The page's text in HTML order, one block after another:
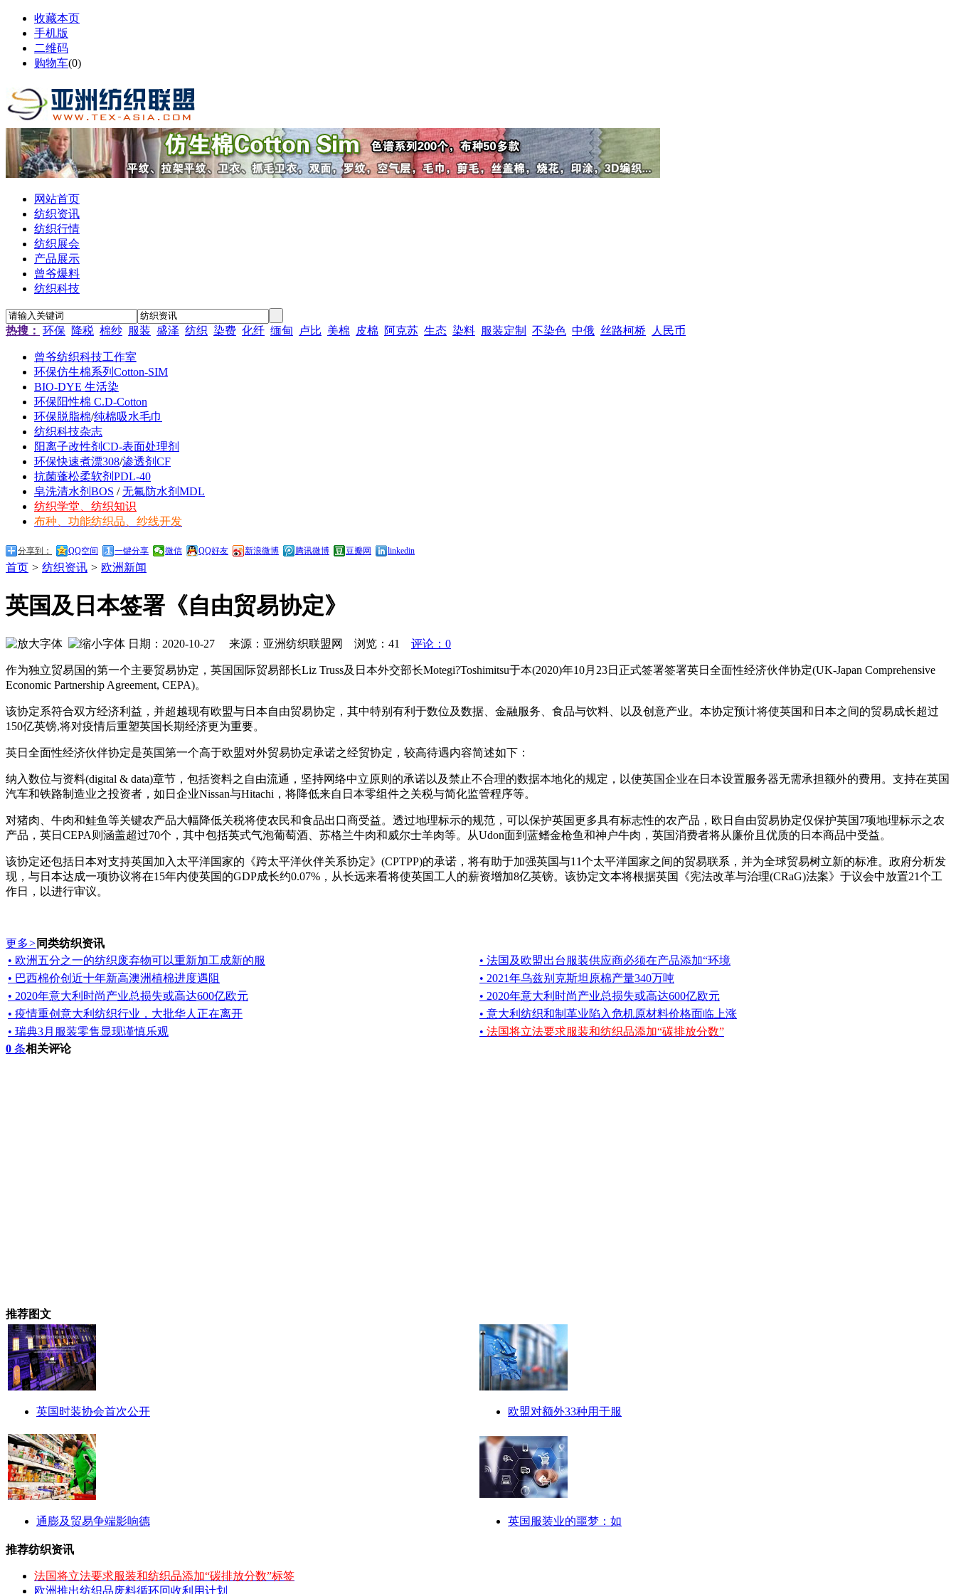
收藏本页
手机版
二维码
购物车(0)
网站首页
纺织资讯
纺织行情
纺织展会
产品展示
曾爷爆料
纺织科技
热搜： 环保 降税 棉纱 服装 盛泽 纺织 染费 化纤 缅甸 卢比 美棉 皮棉 阿克苏 生态 染料 服装定制 不染色 中俄 丝路柯桥 人民币
曾爷纺织科技工作室
环保仿生棉系列Cotton-SIM
BIO-DYE 生活染
环保阳性棉 C.D-Cotton
环保脱脂棉/纯棉吸水毛巾
纺织科技杂志
阳离子改性剂CD-表面处理剂
环保快速煮漂308/渗透剂CF
抗菌蓬松柔软剂PDL-40
皂洗清水剂BOS /无氟防水剂MDL
纺织学堂、纺织知识
布种、功能纺织品、纱线开发
分享到： QQ空间 一键分享 微信 QQ好友 新浪微博 腾讯微博 豆瓣网 linkedin
首页 > 纺织资讯 > 欧洲新闻
英国及日本签署《自由贸易协定》
日期：2020-10-27 来源：亚洲纺织联盟网 浏览： 41 评论：0
作为独立贸易国的第一个主要贸易协定，英国国际贸易部长Liz Truss及日本外交部长Motegi?Toshimitsu于本(2020)年10月23日正式签署签署英日全面性经济伙伴协定(UK-Japan Comprehensive
Economic Partnership Agreement, CEPA)。
该协定系符合双方经济利益，并超越现有欧盟与日本自由贸易协定，其中特别有利于数位及数据、金融服务、食品与饮料、以及创意产业。本协定预计将使英国和日本之间的贸易成长超过
150亿英镑,将对疫情后重塑英国长期经济更为重要。
英日全面性经济伙伴协定是英国第一个高于欧盟对外贸易协定承诺之经贸协定，较高待遇内容简述如下：
纳入数位与资料(digital & data)章节，包括资料之自由流通，坚持网络中立原则的承诺以及禁止不合理的数据本地化的规定，以使英国企业在日本设置服务器无需承担额外的费用。支持在英国
汽车和铁路制造业之投资者，如日企业Nissan与Hitachi，将降低来自日本零组件之关税与简化监管程序等。
对猪肉、牛肉和鲑鱼等关键农产品大幅降低关税将使农民和食品出口商受益。透过地理标示的规范，可以保护英国更多具有标志性的农产品，欧日自由贸易协定仅保护英国7项地理标示之农
产品，英日CEPA则涵盖超过70个，其中包括英式气泡葡萄酒、苏格兰牛肉和威尔士羊肉等。从Udon面到蓝鳍金枪鱼和神户牛肉，英国消费者将从廉价且优质的日本商品中受益。
该协定还包括日本对支持英国加入太平洋国家的《跨太平洋伙伴关系协定》(CPTPP)的承诺，将有助于加强英国与11个太平洋国家之间的贸易联系，并为全球贸易树立新的标准。政府分析发
现，与日本达成一项协议将在15年内使英国的GDP成长约0.07%，从长远来看将使英国工人的薪资增加8亿英镑。该协定文本将根据英国《宪法改革与治理(CRaG)法案》于议会中放置21个工
作日，以进行审议。
更多> 同类纺织资讯
• 欧洲五分之一的纺织废弃物可以重新加工成新的服
• 法国及欧盟出台服装供应商必须在产品添加“环境
• 巴西棉价创近十年新高澳洲植棉进度遇阻
• 2021年乌兹别克斯坦原棉产量340万吨
• 2020年意大利时尚产业总损失或高达600亿欧元
• 2020年意大利时尚产业总损失或高达600亿欧元
• 疫情重创意大利纺织行业，大批华人正在离开
• 意大利纺织和制革业陷入危机原材料价格面临上涨
• 瑞典3月服装零售显现谨慎乐观
• 法国将立法要求服装和纺织品添加“碳排放分数”
0 条相关评论
推荐图文
英国时装协会首次公开 欧盟对额外33种用于服
通膨及贸易争端影响德 英国服装业的噩梦：如
推荐纺织资讯
法国将立法要求服装和纺织品添加“碳排放分数”标签
欧洲推出纺织品废料循环回收利用计划